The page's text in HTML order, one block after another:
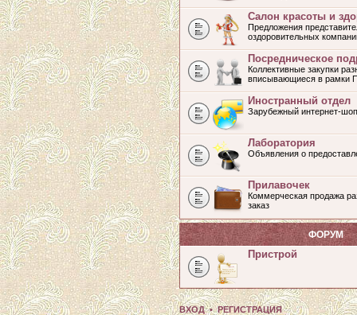
Салон красоты и
Предложения
оздоровительных
Посредническое
Коллективные закупки
вписывающиеся в рамки
Иностранный отдел
Зарубежный интернет-
Лаборатория
Объявления о
Прилавочек
Коммерческая продажа
заказ
ФОРУМ
Пристрой
ВХОД•РЕГИСТРАЦИЯ